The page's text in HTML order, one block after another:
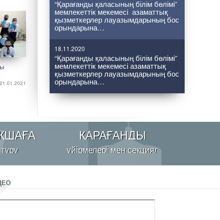
21.01.2021
“Қарағанды қаласының білім бөлімі”
мемлекеттік мекемесі азаматтық
қызметкерлер лауазымдарының бос
орындарына…
18.11.2020
“Қарағанды қаласының білім бөлімі”
мемлекеттік мекемесі азаматтық
қызметкерлер лауазымдарының бос
орындарына…
ҚАРАҒАНДЫ
үйірмелері мен секциялары